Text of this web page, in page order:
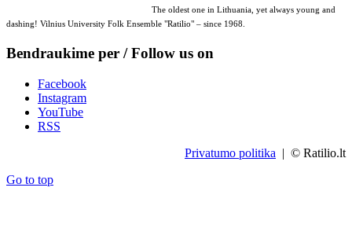
The oldest one in Lithuania, yet always young and
dashing! Vilnius University Folk Ensemble "Ratilio" – since 1968.
Bendraukime per / Follow us on
Facebook
Instagram
YouTube
RSS
Privatumo politika | © Ratilio.lt
Go to top